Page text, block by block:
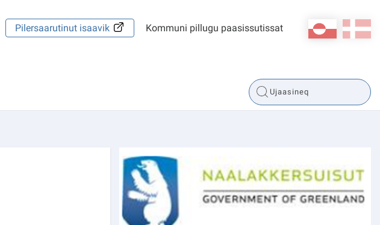
da
kl-GL
Pilersaarutinut isaavik Kommuni pillugu paasissutissat